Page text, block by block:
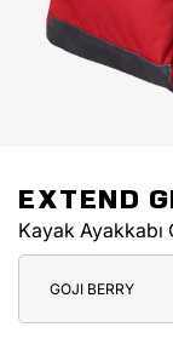
EXTEND
Kayak Ayakkabı
GOJI BERRY